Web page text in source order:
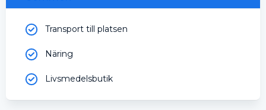
Transport till platsen
Näring
Livsmedelsbutik